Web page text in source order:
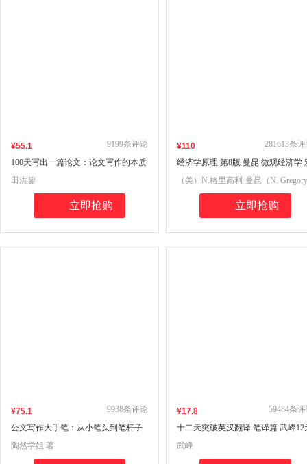
¥55.1
100天写出一篇论文：论文写作的本质
及过程控制 田洪鋆(吉大秋果)教授作
9199条评论
田洪鋆
立即抢购
¥110
经济学原理 第8版 曼昆 微观经济学
观经济学 全2册 经济学经典教材
281613条
（美）N.格里高利·曼昆（N. Gregory
Mankiw）
立即抢购
¥75.1
公文写作大手笔：从小笔头到笔杆子
《从零开始学公文写作》高级篇 陶然
学姐
9938条评论
陶然学姐 著
¥17.8
十二天突破英汉翻译 笔译篇 武峰12
突破第二版 英语翻译专业资格考试
59484条
武峰